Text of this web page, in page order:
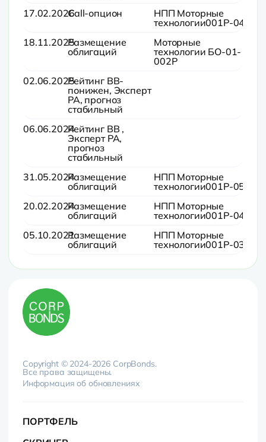
17.02.2026Call-опцион
НПП Моторные
технологии001Р-04
18.11.2025Размещение
облигаций
Моторные
технологии БО-01-
002P
02.06.2025Рейтинг BB-
понижен, Эксперт
РА, прогноз
стабильный
06.06.2024Рейтинг BB ,
Эксперт РА,
прогноз
стабильный
31.05.2024Размещение
облигаций
НПП Моторные
технологии001Р-05
20.02.2024Размещение
облигаций
НПП Моторные
технологии001Р-04
05.10.2021Размещение
облигаций
НПП Моторные
технологии001Р-03
Copyright © 2024-2026 CorpBonds.
Все права защищены.
Информация об обновлениях
ПОРТФЕЛЬ